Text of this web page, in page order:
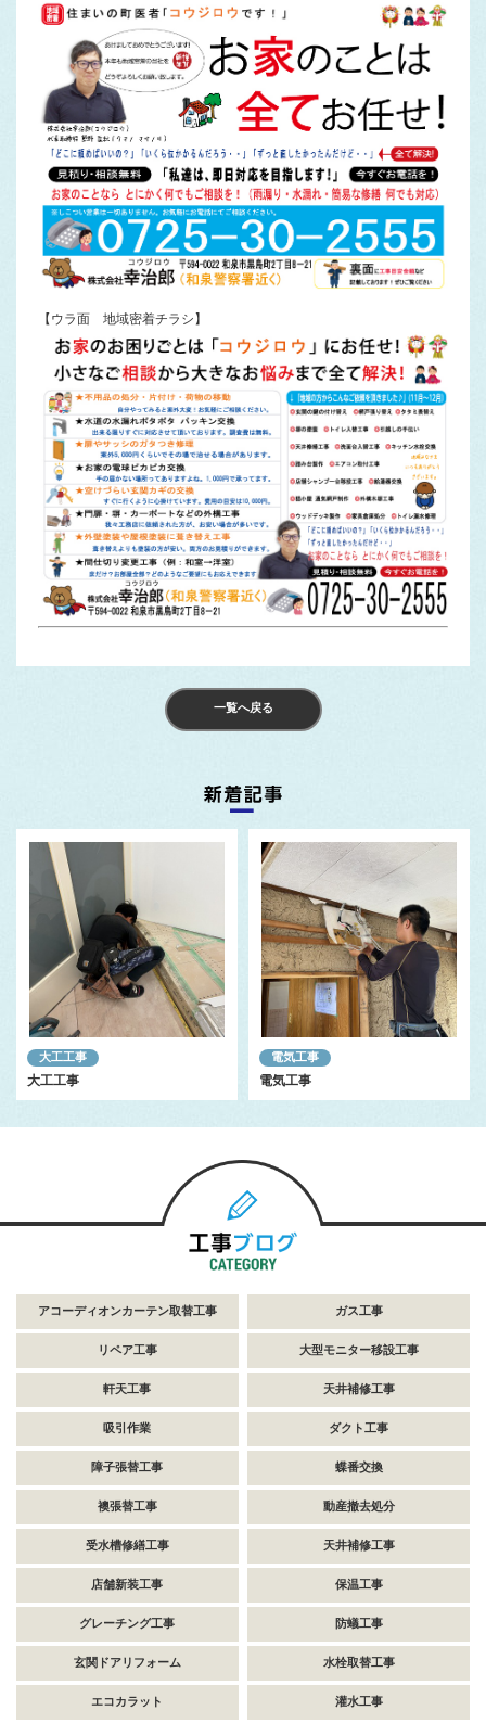
【ウラ面 地域密着チラシ】
一覧へ戻る
大工工事
大工工事
電気工事
電気工事
アコーディオンカーテン取替工事 ガス工事
リペア工事 大型モニター移設工事
軒天工事 天井補修工事
吸引作業 ダクト工事
障子張替工事 蝶番交換
襖張替工事 動産撤去処分
受水槽修繕工事 天井補修工事
店舗新装工事 保温工事
グレーチング工事 防蟻工事
玄関ドアリフォーム 水栓取替工事
エコカラット 灌水工事